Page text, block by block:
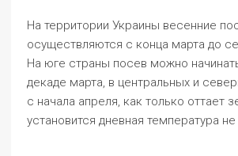
На территории Украины весенние
осуществляются с конца марта до
На юге страны посев можно
декаде марта, в центральных и
с начала апреля, как только оттает
установится дневная температура